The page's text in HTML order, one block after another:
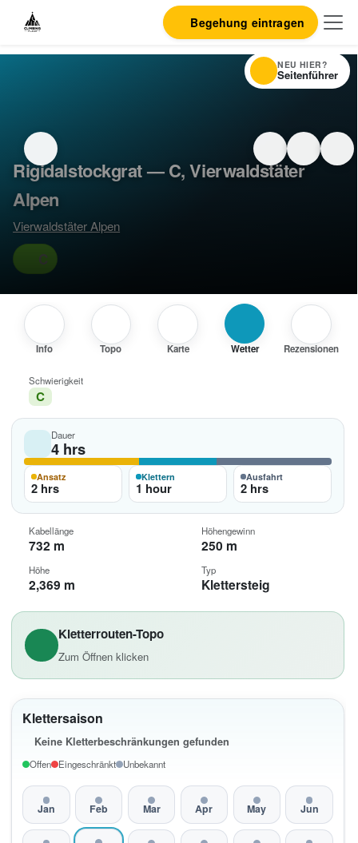
Begehung eintragen
Rigidalstockgrat — C, Vierwaldstäter
Alpen
Vierwaldstäter Alpen
C
Info Topo Karte Wetter Rezensionen
Kletterrouten-Topo
Zum Öffnen klicken
Klettersaison
Keine Kletterbeschränkungen gefunden
Offen Eingeschränkt Unbekannt
Jan Feb Mar Apr May Jun
Schwierigkeit
C
Dauer
4 hrs
Ansatz
2 hrs
Klettern
1 hour
Ausfahrt
2 hrs
Kabellänge
732 m
Höhengewinn
250 m
Höhe
2,369 m
Typ
Klettersteig
NEU HIER?
Seitenführer